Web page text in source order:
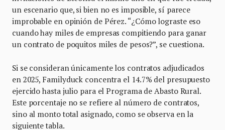
un escenario que, si bien no es imposible, sí parece
improbable en opinión de Pérez. “¿Cómo lograste eso
cuando hay miles de empresas compitiendo para ganar
un contrato de poquitos miles de pesos?”, se cuestiona.
Si se consideran únicamente los contratos adjudicados
en 2025, Familyduck concentra el 14.7% del presupuesto
ejercido hasta julio para el Programa de Abasto Rural.
Este porcentaje no se refiere al número de contratos,
sino al monto total asignado, como se observa en la
siguiente tabla.